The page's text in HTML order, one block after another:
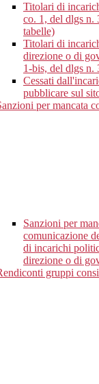
Titolari di
co. 1, del dlgs n.
tabelle)
Titolari di
direzione o di
1-bis, del dlgs n.
Cessati
pubblicare sul
per mancata
Sanzioni per
comunicazione
di incarichi
direzione o di
gruppi